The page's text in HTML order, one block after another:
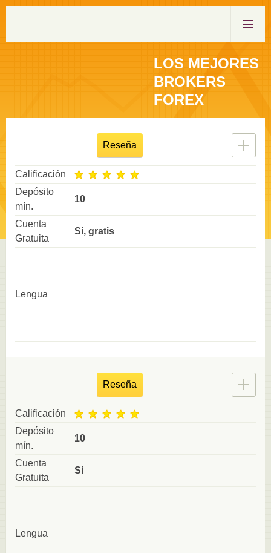
LOS MEJORES
BROKERS
FOREX
Reseña
Calificación
Depósito
mín.
10
Cuenta
Gratuita
Si, gratis
Lengua
Reseña
Calificación
Depósito
mín.
10
Cuenta
Gratuita
Si
Lengua